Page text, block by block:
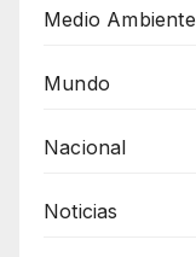
Medio Ambiente
Mundo
Nacional
Noticias